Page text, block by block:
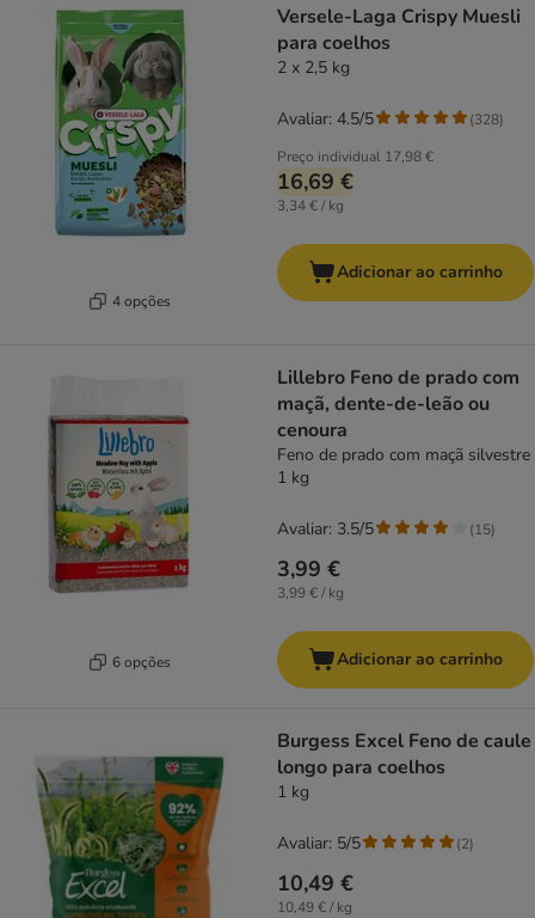
4 opções
Versele-Laga Crispy Muesli
para coelhos
2 x 2,5 kg
Preço individual 17,98 €
16,69 €
3,34 € / kg
Avaliar: 4.5/5 (328)
Adicionar ao carrinho
6 opções
Lillebro Feno de prado com
maçã, dente-de-leão ou
cenoura
Feno de prado com maçã silvestre
1 kg
3,99 €
3,99 € / kg
Avaliar: 3.5/5 (15)
Adicionar ao carrinho
Burgess Excel Feno de caule
longo para coelhos
1 kg
10,49 €
10,49 € / kg
Avaliar: 5/5 (2)